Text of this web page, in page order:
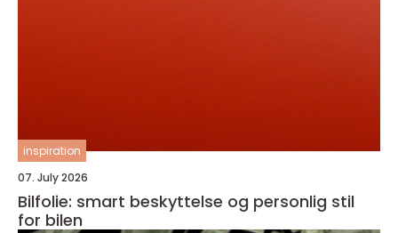
inspiration
07. July 2026
Bilfolie: smart beskyttelse og personlig stil
for bilen